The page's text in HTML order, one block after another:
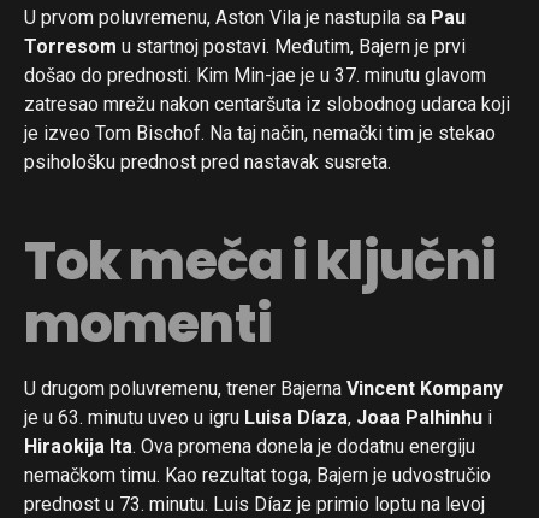
U prvom poluvremenu, Aston Vila je nastupila sa Pau
Torresom u startnoj postavi. Međutim, Bajern je prvi
došao do prednosti. Kim Min-jae je u 37. minutu glavom
zatresao mrežu nakon centaršuta iz slobodnog udarca koji
je izveo Tom Bischof. Na taj način, nemački tim je stekao
psihološku prednost pred nastavak susreta.
Tok meča i ključni
momenti
U drugom poluvremenu, trener Bajerna Vincent Kompany
je u 63. minutu uveo u igru Luisa Díaza, Joaa Palhinhu i
Hiraokija Ita. Ova promena donela je dodatnu energiju
nemačkom timu. Kao rezultat toga, Bajern je udvostručio
prednost u 73. minutu. Luis Díaz je primio loptu na levoj